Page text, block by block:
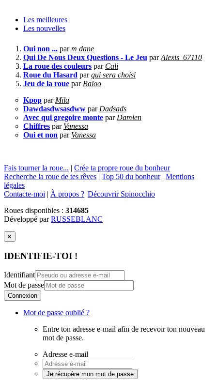
Les meilleures
Les nouvelles
Oui non ... parm dane
Qui De Nous Deux Questions - Le Jeu parAlexis_67110
La roue des couleurs par Cali
Roue du Hasard parqui sera choisi
Jeu de la roue par Baloo
Kpop par Mila
Dawdasdwsasdww par Dadsads
Avec qui gregoire monte par Damien
Chiffres par Vanessa
Oui et non par Vanessa
Fais tourner la roue... | Crée ta propre roue du bonheur
Recherche la roue de tes rêves | Top 50 du bonheur| Mentions
légales
Contacte-moi | À propos ?| Découvrir Spinocchio
Roues disponibles : 314685
Développé parRUSSEBLANC
×
IDENTIFIE-TOI !
Identifiant
Mot de passe
Connexion
Mot de passe oublié ?
Entre ton adresse e-mail afin de recevoir ton nouveau
mot de passe.
Adresse e-mail
Je récupère mon mot de passe